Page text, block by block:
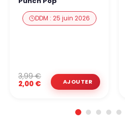
DDM : 25 juin 2026
2,00 €
3,99 €